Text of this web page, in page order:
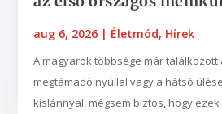
aug 6, 2026 | Életmód, Hírek
A magyarok többsége már
megtámadó nyúllal vagy a hátsó
kislánnyal, mégsem biztos, hogy ezek